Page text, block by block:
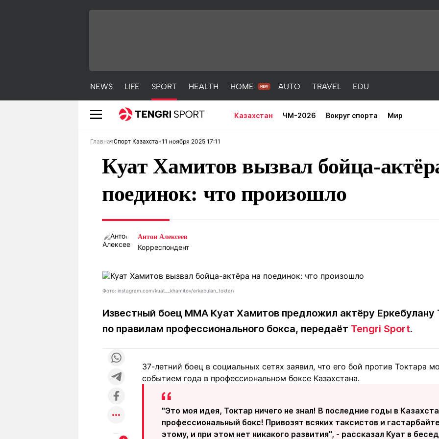
NEWS LIFE SPORT HEALTH HOME AUTO TRAVEL EDU
Казахстан ЧМ-2026 Вокруг спорта Мир
Погода
Рейтинги
О проекте Контакты редакции Вакансии Реклама Пресс-центр
Редакция
+7 (777) 001 44 99
Реклама
ГлавнаяСпорт Казахстан11 ноября 2025 17:11
Куат Хамитов вызвал бойца-
поединок: что произошло
Антон Алексеев
Корреспондент
Фото: instagram.com/kuat__khamitov/erkebulan_toktar/
Известный боец MMA Куат Хамитов предложил актёру Еркебулану
по правилам профессионального бокса, передаёт Tengri Sport.
37-летний боец в социальных сетях заявил, что его бой против Токтара
событием года в профессиональном боксе Казахстана.
"Это моя идея, Токтар ничего не знал! В последние годы в
профессиональный бокс! Привозят всяких таксистов и
этому, и при этом нет никакого развития", - рассказал Куат в